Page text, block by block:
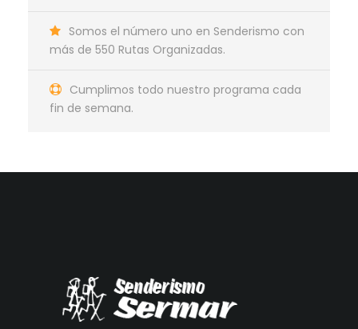
Somos el número uno en Senderismo con
más de 550 Rutas Organizadas.
Cumplimos todo nuestro programa cada
fin de semana.